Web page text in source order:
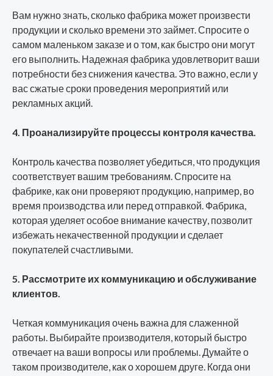
Вам нужно знать, сколько фабрика может произвести
продукции и сколько времени это займет. Спросите о
самом маленьком заказе и о том, как быстро они могут
его выполнить. Надежная фабрика удовлетворит ваши
потребности без снижения качества. Это важно, если у
вас сжатые сроки проведения мероприятий или
рекламных акций.
4. Проанализируйте процессы контроля качества.
Контроль качества позволяет убедиться, что продукция
соответствует вашим требованиям. Спросите на
фабрике, как они проверяют продукцию, например, во
время производства или перед отправкой. Фабрика,
которая уделяет особое внимание качеству, позволит
избежать некачественной продукции и сделает
покупателей счастливыми.
5. Рассмотрите их коммуникацию и обслуживание
клиентов.
Четкая коммуникация очень важна для слаженной
работы. Выбирайте производителя, который быстро
отвечает на ваши вопросы или проблемы. Думайте о
таком производителе, как о хорошем друге. Когда они